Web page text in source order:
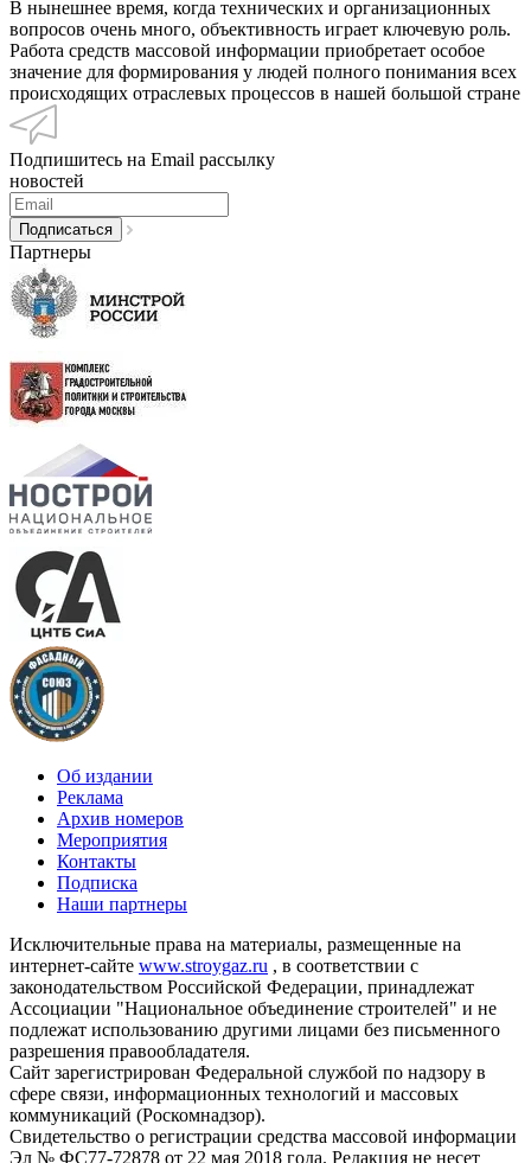
В нынешнее время, когда технических и организационных
вопросов очень много, объективность играет ключевую роль.
Работа средств массовой информации приобретает особое
значение для формирования у людей полного понимания всех
происходящих отраслевых процессов в нашей большой стране
Подпишитесь на Email рассылку
новостей
Партнеры
Об издании
Реклама
Архив номеров
Мероприятия
Контакты
Подписка
Наши партнеры
Исключительные права на материалы, размещенные на
интернет-сайте www.stroygaz.ru , в соответствии с
законодательством Российской Федерации, принадлежат
Ассоциации "Национальное объединение строителей" и не
подлежат использованию другими лицами без письменного
разрешения правообладателя.
Сайт зарегистрирован Федеральной службой по надзору в
сфере связи, информационных технологий и массовых
коммуникаций (Роскомнадзор).
Свидетельство о регистрации средства массовой информации
Эл № ФС77-72878 от 22 мая 2018 года. Редакция не несет